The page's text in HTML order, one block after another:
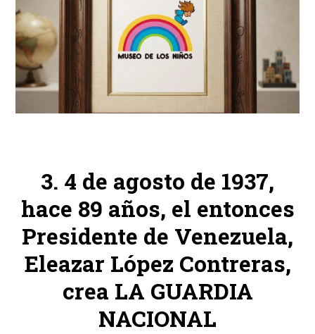
4 de agosto de 1937,
hace 89 años, el entonces
Presidente de Venezuela,
Eleazar López Contreras,
crea LA GUARDIA
NACIONAL